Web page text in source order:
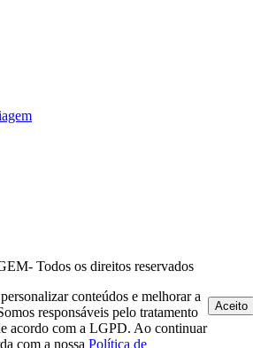
Todos os direitos reservados
conteúdos e melhorar a
responsáveis pelo tratamento
acordo com a LGPD. Ao continuar
com a nossa Política de
Aceito